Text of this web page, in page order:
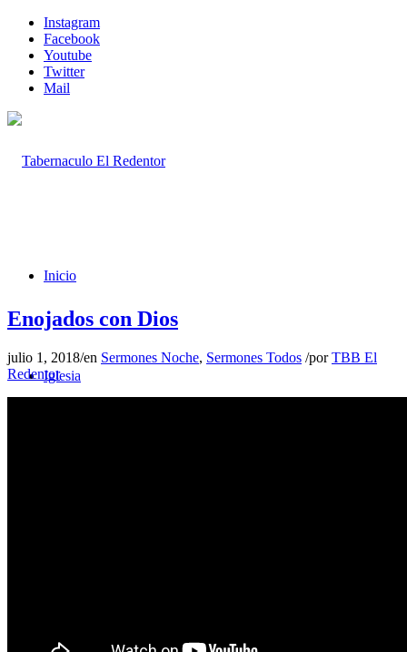
Instagram
Facebook
Youtube
Twitter
Mail
Inicio
Iglesia
Enojados con Dios
julio 1, 2018/en Sermones Noche, Sermones Todos /porTBB El
Redentor